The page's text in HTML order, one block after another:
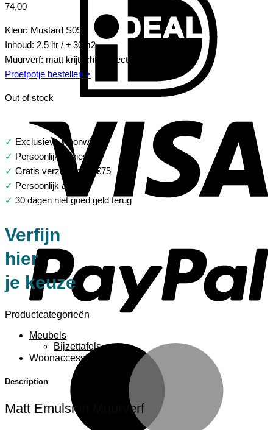
74,00
Kleur: Mustard S09
Inhoud: 2,5 ltr / ± 30m2
Muurverf: matt krijtachtig effect
Proefpotje bestellen >
Out of stock
✓ Exclusieve woonwinkel
✓ Persoonlijk advies
✓ Gratis verzending > €75
✓ Persoonlijk advies
✓ 30 dagen niet goed geld terug
Verfijn
hier
je keuze
Productcategorieën
Meubels
Bijzettafels
Woonaccessoires
Description
Matt Emulsion Muurverf